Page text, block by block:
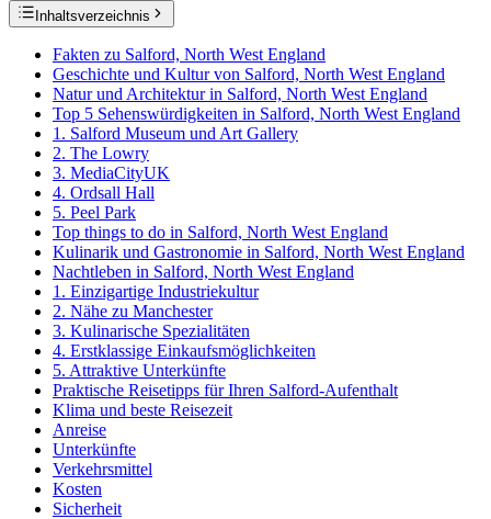
Inhaltsverzeichnis
Fakten zu Salford, North West England
Geschichte und Kultur von Salford, North West England
Natur und Architektur in Salford, North West England
Top 5 Sehenswürdigkeiten in Salford, North West England
1. Salford Museum und Art Gallery
2. The Lowry
3. MediaCityUK
4. Ordsall Hall
5. Peel Park
Top things to do in Salford, North West England
Kulinarik und Gastronomie in Salford, North West England
Nachtleben in Salford, North West England
1. Einzigartige Industriekultur
2. Nähe zu Manchester
3. Kulinarische Spezialitäten
4. Erstklassige Einkaufsmöglichkeiten
5. Attraktive Unterkünfte
Praktische Reisetipps für Ihren Salford-Aufenthalt
Klima und beste Reisezeit
Anreise
Unterkünfte
Verkehrsmittel
Kosten
Sicherheit